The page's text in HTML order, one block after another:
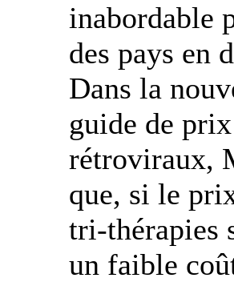
inabordable
des pays en
Dans la
guide de
rétroviraux,
que, si le
tri-thérapies
un faible